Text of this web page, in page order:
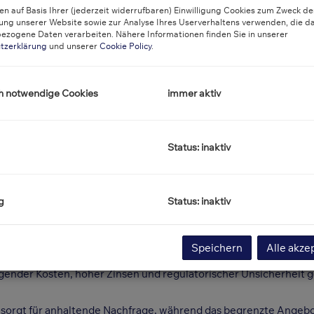
Weinberge, kleine Boutiquen und Cafés – Mödling
macht die Stadt so attraktiv für Menschen, die „das
steigen weiter
in Wien die Preisentwicklung zuletzt stagniert hat,
Quadratmeterpreis für Eigentumswohnungen mittlerweile
Lage sowie moderne Neubauprojekte mit hoher
Bauweise neuer Projekte.
der Neubauten
in der sinkenden Zahl an fertiggestellten Wohnungenin
Kosten, hoher Zinsen und regulatorischer
für anhaltende Nachfrage, während das begrenzte
auf Basis Ihrer (jederzeit widerrufbaren) Einwilligung Cookies zum Zweck
unserer Website sowie zur Analyse Ihres Userverhaltens verwenden, die
Daten verarbeiten. Nähere Informationen finden Sie in unserer
und unserer Cookie Policy.
notwendige Cookies immer aktiv
Status: inaktiv
Status: inaktiv
Speichern Alle